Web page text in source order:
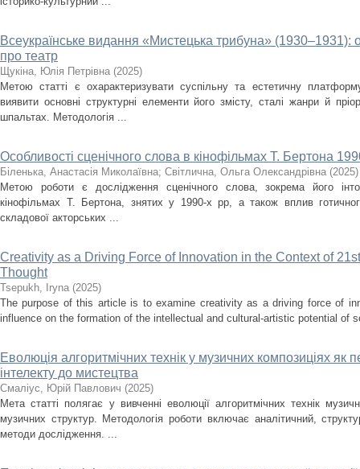
Всеукраїнське видання «Мистецька трибуна» (1930–1931):
про театр
Щукіна, Юлія Петрівна (2025)
Метою статті є охарактеризувати суспільну та естетичну
виявити основні структурні елементи його змісту, сталі жанри й
шпальтах. Методологія ...
Особливості сценічного слова в кінофільмах Т. Бертона
Біленька, Анастасія Миколаївна; Світлична, Ольга Олександрівна (2025)
Метою роботи є дослідження сценічного слова, зокрема його
кінофільмах Т. Бертона, знятих у 1990-х рр, а також вплив
складової акторських ...
Creativity as a Driving Force of Innovation in the Context of
Thought
Tsepukh, Iryna (2025)
The purpose of this article is to examine creativity as a driving force of
influence on the formation of the intellectual and cultural-artistic potential of
Еволюція алгоритмічних технік у музичних композиціях як
інтелекту до мистецтва
Смаліус, Юрій Павлович (2025)
Мета статті полягає у вивченні еволюції алгоритмічних технік
музичних структур. Методологія роботи включає аналітичний,
методи дослідження. ...